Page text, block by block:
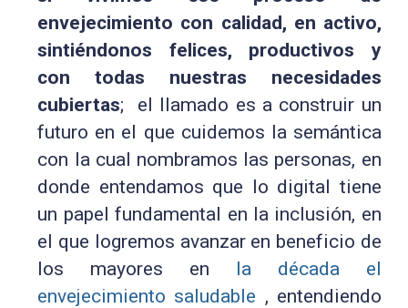
envejecimiento con calidad, en activo,
sintiéndonos felices, productivos y
con todas nuestras necesidades
cubiertas; el llamado es a construir un
futuro en el que cuidemos la semántica
con la cual nombramos las personas, en
donde entendamos que lo digital tiene
un papel fundamental en la inclusión, en
el que logremos avanzar en beneficio de
los mayores en la década el
envejecimiento saludable , entendiendo